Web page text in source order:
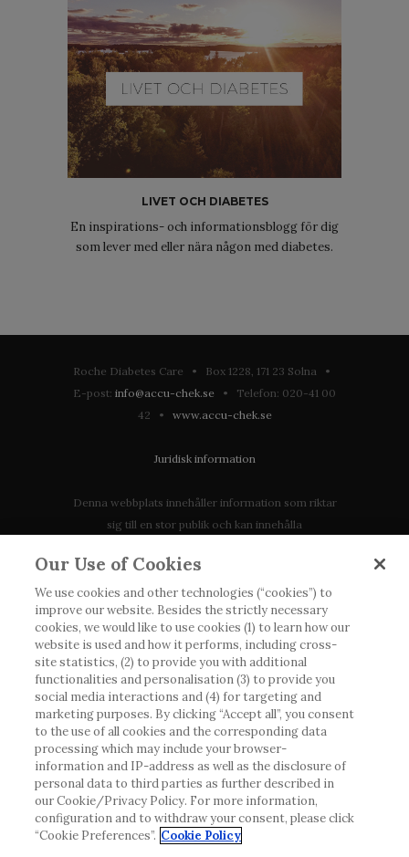
LIVET OCH DIABETES
En inspirations- och informationsblogg för dig
som lever med eller nära någon med diabetes.
Roche Diabetes Care • Box 1228, 171 23 Solna •
E-post: info@accu-chek.se • Telefon: 020-41 00
42 • www.accu-chek.se
Juridisk information
Denna webbplats innehåller information som riktar
sig till en stor publik och kan innehålla
tillgänglig eller giltig i ditt land. Vänligen observera
att vi inte tar något ansvar för information som
eventuellt inte uppfyller någon gällande rättslig
process, förordning, registrering eller användning i
landet där du bor.
Roche har inte alltid möjlighet att kvalitetssäkra
andras inlägg, men kommer att ta bort vilseledande
eller olämpliga inlägg i möjligaste mån. Vi har inget
ansvar för innehållet på externa webbplatser som
det länkas till. Kopiering av material från denna
webbplats för användning någon annanstans är inte
tillåtet utan överenskommelse. Webbplatsen säljer
Our Use of Cookies
We use cookies and other technologies (“cookies”) to
improve our website. Besides the strictly necessary
cookies, we would like to use cookies (1) to learn how our
website is used and how it performs, including cross-
site statistics, (2) to provide you with additional
functionalities and personalisation (3) to provide you
social media interactions and (4) for targeting and
marketing purposes. By clicking “Accept all”, you consent
to the use of all cookies and the corresponding data
processing which may include your browser-
information and IP-address as well as the disclosure of
personal data to third parties as further described in
our Cookie/Privacy Policy. For more information,
configuration and to withdraw your consent, please click
“Cookie Preferences”. Cookie Policy